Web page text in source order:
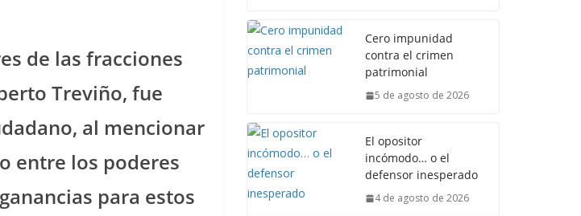
de las fracciones
Treviño, fue
al mencionar
entre los poderes
para estos
Cero impunidad
contra el crimen
patrimonial
5 de agosto de 2026
El opositor
incómodo… o el
defensor inesperado
4 de agosto de 2026